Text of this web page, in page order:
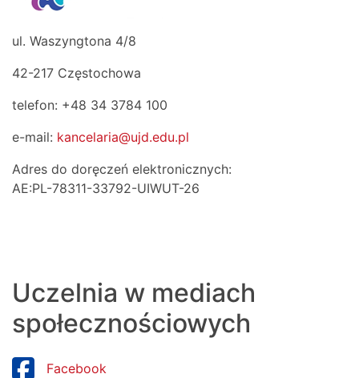
ul. Waszyngtona 4/8
42-217 Częstochowa
telefon: +48 34 3784 100
e-mail: kancelaria@ujd.edu.pl
Adres do doręczeń elektronicznych:
AE:PL-78311-33792-UIWUT-26
Uczelnia w mediach
społecznościowych
Facebook